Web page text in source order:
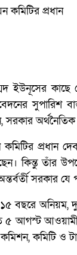
কমিটির প্রধান
ইউনূসের
সুপারিশ
অর্থনৈতিক
প্রধান
কিন্তু তাঁর
সরকার
অনিয়ম,
৫ আগস্ট আওয়ামী
কমিটি ও